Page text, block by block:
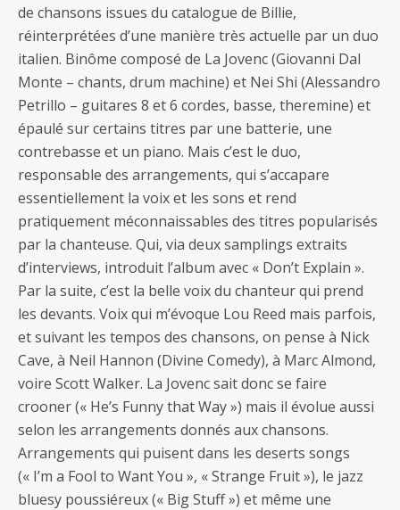
de chansons issues du catalogue de Billie,
réinterprétées d’une manière très actuelle par un duo
italien. Binôme composé de La Jovenc (Giovanni Dal
Monte – chants, drum machine) et Nei Shi (Alessandro
Petrillo – guitares 8 et 6 cordes, basse, theremine) et
épaulé sur certains titres par une batterie, une
contrebasse et un piano. Mais c’est le duo,
responsable des arrangements, qui s’accapare
essentiellement la voix et les sons et rend
pratiquement méconnaissables des titres popularisés
par la chanteuse. Qui, via deux samplings extraits
d’interviews, introduit l’album avec « Don’t Explain ».
Par la suite, c’est la belle voix du chanteur qui prend
les devants. Voix qui m’évoque Lou Reed mais parfois,
et suivant les tempos des chansons, on pense à Nick
Cave, à Neil Hannon (Divine Comedy), à Marc Almond,
voire Scott Walker. La Jovenc sait donc se faire
crooner (« He’s Funny that Way ») mais il évolue aussi
selon les arrangements donnés aux chansons.
Arrangements qui puisent dans les deserts songs
(« I’m a Fool to Want You », « Strange Fruit »), le jazz
bluesy poussiéreux (« Big Stuff ») et même une